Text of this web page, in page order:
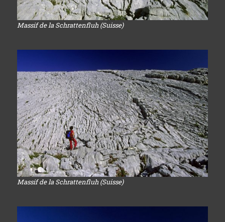
Massif de la Schrattenfluh (Suisse)
Massif de la Schrattenfluh (Suisse)